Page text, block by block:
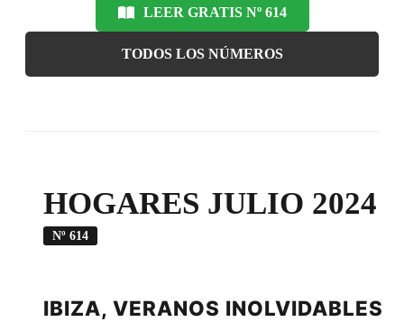
LEER GRATIS Nº 614
TODOS LOS NÚMEROS
HOGARES JULIO 2024
Nº 614
IBIZA, VERANOS INOLVIDABLES